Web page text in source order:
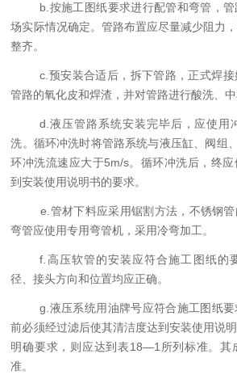
b.按施工图纸要求进行配管和弯管，
场实际情况确定。管路布置应尽量减少阻力
整齐。
c.预安装合适后，拆下管路，正式焊
管路的氧化皮和焊渣，并对管路进行酸洗、中
d.液压管路系统安装完毕后，应使用
洗。循环冲洗时将管路系统与液压缸、阀组
环冲洗流速应大于5m/s。循环冲洗后，终
到安装使用说明书的要求。
e.管材下料应采用锯割方法，不锈钢管
弯管应使用专用弯管机，采用冷弯加工。
f.高压软管的安装应符合施工图纸的
径、接头方向和位置均应正确。
g.液压系统用油牌号应符合施工图纸
前必须经过滤后使其清洁度达到安装使用说
明确要求，则应达到表18―1所列标准。其
准。